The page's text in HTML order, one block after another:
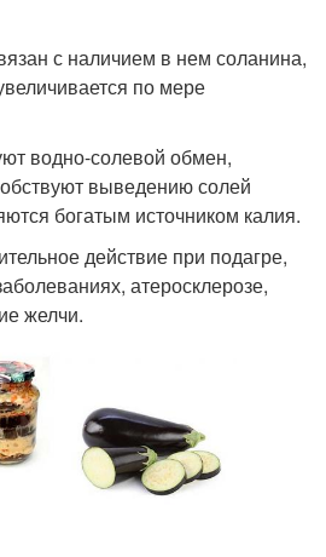
с наличием в нем соланина,
по мере
водно-солевой обмен,
выведению солей
богатым источником калия.
действие при подагре,
атеросклерозе,
желчи.